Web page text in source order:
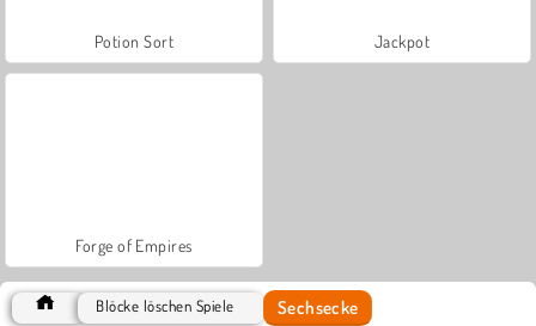
Potion Sort Jackpot
Forge of Empires
Blöcke löschen Spiele Sechsecke